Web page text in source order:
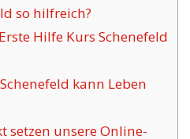
so hilfreich?
Hilfe Kurs Schenefeld
kann Leben
setzen unsere Online-